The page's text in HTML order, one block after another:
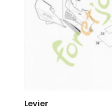
Levier